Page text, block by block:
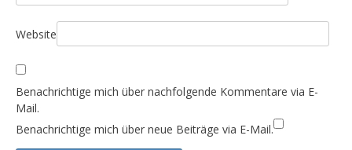
Website
Benachrichtige mich über nachfolgende Kommentare via E-
Mail.
Benachrichtige mich über neue Beiträge via E-Mail.